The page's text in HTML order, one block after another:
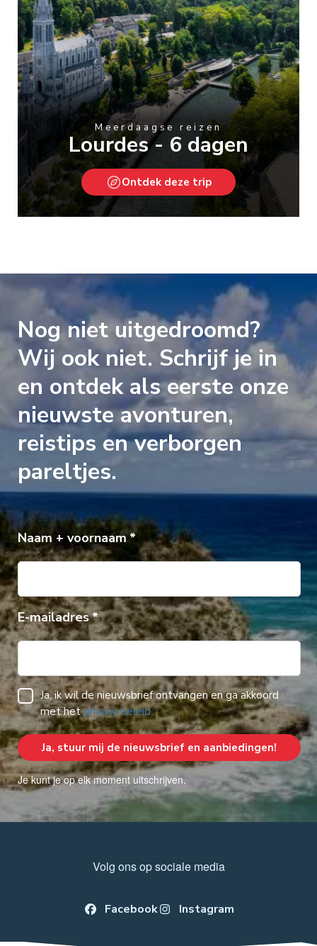
Meerdaagse reizen
Lourdes - 6 dagen
Ontdek deze trip
Nog niet uitgedroomd?
Wij ook niet. Schrijf je in
en ontdek als eerste onze
nieuwste avonturen,
reistips en verborgen
pareltjes.
Naam + voornaam
E-mailadres
Ja, ik wil de nieuwsbrief ontvangen en ga akkoord
met hetprivacy beleid.
Je kunt je op elk moment uitschrijven.
Volg ons op sociale media
Facebook Instagram